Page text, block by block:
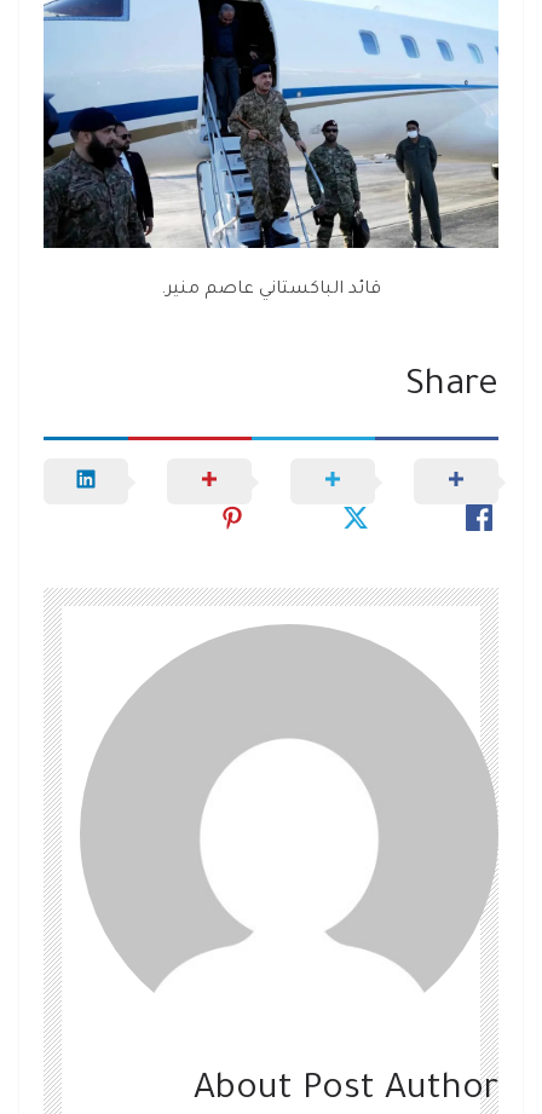
قائد الباكستاني عاصم منير.
Share
About Post Author